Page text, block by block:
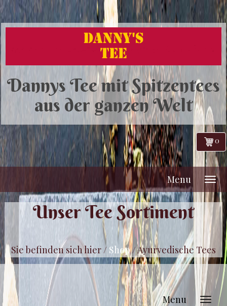
Dannys Tee mit Spitzentees
aus der ganzen Welt
0
Menu
Unser Tee Sortiment
Sie befinden sich hier / Shop/Ayurvedische Tees
Menu